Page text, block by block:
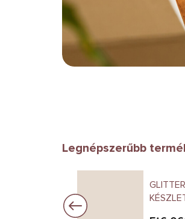
Legnépszerűbb